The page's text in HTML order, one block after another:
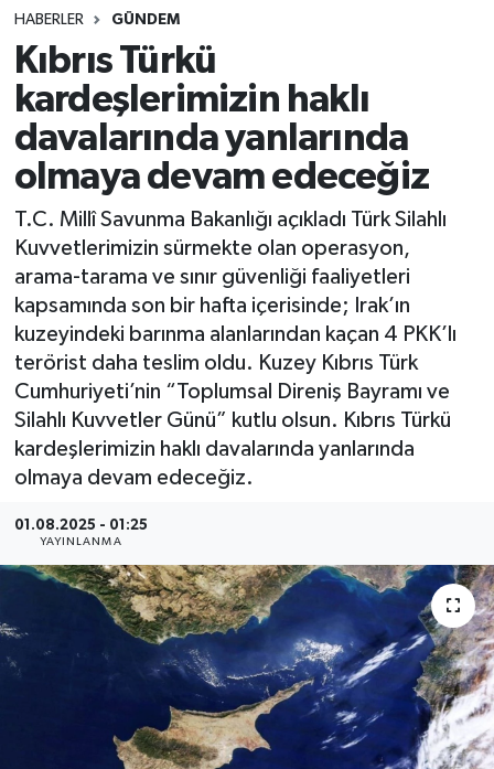
HABERLER GÜNDEM
Kıbrıs Türkü
kardeşlerimizin haklı
davalarında yanlarında
olmaya devam edeceğiz
T.C. Millî Savunma Bakanlığı açıkladı Türk Silahlı
Kuvvetlerimizin sürmekte olan operasyon,
arama-tarama ve sınır güvenliği faaliyetleri
kapsamında son bir hafta içerisinde; Irak’ın
kuzeyindeki barınma alanlarından kaçan 4 PKK’lı
terörist daha teslim oldu. Kuzey Kıbrıs Türk
Cumhuriyeti’nin “Toplumsal Direniş Bayramı ve
Silahlı Kuvvetler Günü” kutlu olsun. Kıbrıs Türkü
kardeşlerimizin haklı davalarında yanlarında
olmaya devam edeceğiz.
01.08.2025 - 01:25
YAYINLANMA
YARIŞMA/ETKİNLİKLER
ANKET
MEVZUAT/KARARLAR